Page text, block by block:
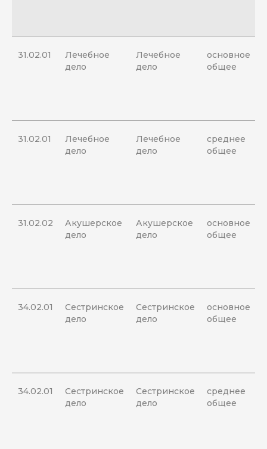
31.02.01
Лечебное
дело
Лечебное
дело
основное
общее
31.02.01
Лечебное
дело
Лечебное
дело
среднее
общее
31.02.02
Акушерское
дело
Акушерское
дело
основное
общее
34.02.01
Сестринское
дело
Сестринское
дело
основное
общее
34.02.01
Сестринское
дело
Сестринское
дело
среднее
общее